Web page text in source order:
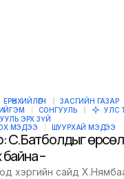
ЕРӨНХИЙЛӨГЧ
ЗАСГИЙН ГАЗАР
СОНГУУЛЬ
УЛС
ЭРХ ЗҮЙ
МЭДЭЭ
ШУУРХАЙ МЭДЭЭ
Сү.Батболдыг
–
хэргийн сайд